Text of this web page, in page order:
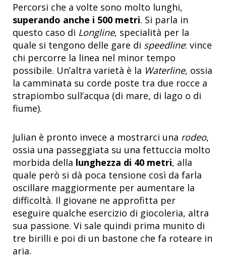
Percorsi che a volte sono molto lunghi,
superando anche i 500 metri. Si parla in
questo caso di Longline, specialità per la
quale si tengono delle gare di speedline: vince
chi percorre la linea nel minor tempo
possibile. Un’altra varietà è la Waterline, ossia
la camminata su corde poste tra due rocce a
strapiombo sull’acqua (di mare, di lago o di
fiume).
Julian è pronto invece a mostrarci una rodeo,
ossia una passeggiata su una fettuccia molto
morbida della lunghezza di 40 metri, alla
quale però si dà poca tensione così da farla
oscillare maggiormente per aumentare la
difficoltà. Il giovane ne approfitta per
eseguire qualche esercizio di giocoleria, altra
sua passione. Vi sale quindi prima munito di
tre birilli e poi di un bastone che fa roteare in
aria.